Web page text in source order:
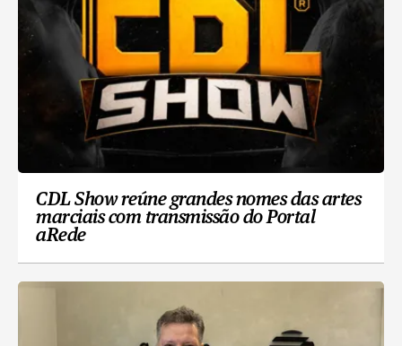
CDL Show reúne grandes nomes das artes
marciais com transmissão do Portal
aRede